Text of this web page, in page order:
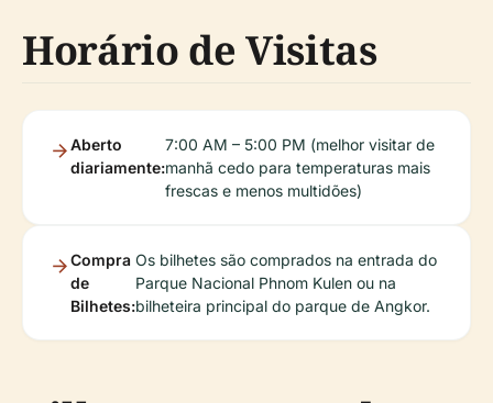
Horário de Visitas
Aberto
diariamente:
7:00 AM – 5:00 PM (melhor visitar de
manhã cedo para temperaturas mais
frescas e menos multidões)
Compra
de
Bilhetes:
Os bilhetes são comprados na entrada do
Parque Nacional Phnom Kulen ou na
bilheteira principal do parque de Angkor.